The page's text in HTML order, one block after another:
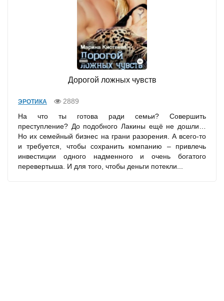
Дорогой ложных чувств
ЭРОТИКА
2889
На что ты готова ради семьи? Совершить
преступление? До подобного Лакины ещё не дошли…
Но их семейный бизнес на грани разорения. А всего-то
и требуется, чтобы сохранить компанию – привлечь
инвестиции одного надменного и очень богатого
перевертыша. И для того, чтобы деньги потекли...